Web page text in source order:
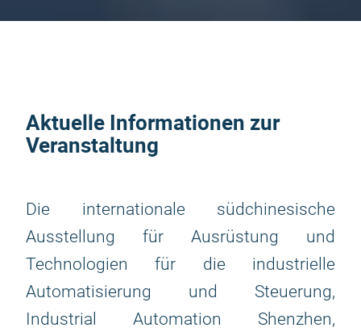
Aktuelle Informationen zur
Veranstaltung
Die internationale südchinesische
Ausstellung für Ausrüstung und
Technologien für die industrielle
Automatisierung und Steuerung,
Industrial Automation Shenzhen,